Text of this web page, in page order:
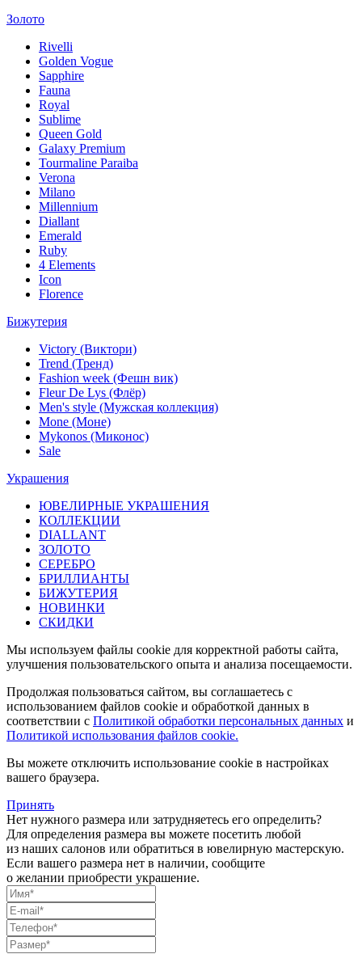
Золото
Rivelli
Golden Vogue
Sapphire
Fauna
Royal
Sublime
Queen Gold
Galaxy Premium
Tourmaline Paraiba
Verona
Milano
Millennium
Diallant
Emerald
Ruby
4 Elements
Icon
Florence
Бижутерия
Victory (Виктори)
Trend (Тренд)
Fashion week (Фешн вик)
Fleur De Lys (Флёр)
Men's style (Мужская коллекция)
Mone (Моне)
Mykonos (Миконос)
Sale
Украшения
ЮВЕЛИРНЫЕ УКРАШЕНИЯ
КОЛЛЕКЦИИ
DIALLANT
ЗОЛОТО
СЕРЕБРО
БРИЛЛИАНТЫ
БИЖУТЕРИЯ
НОВИНКИ
СКИДКИ
Мы используем файлы cookie для корректной работы сайта,
улучшения пользовательского опыта и анализа посещаемости.
Продолжая пользоваться сайтом, вы соглашаетесь с
использованием файлов cookie и обработкой данных в
соответствии с Политикой обработки персональных данных и
Политикой использования файлов cookie.
Вы можете отключить использование cookie в настройках
вашего браузера.
Принять
Нет нужного размера или затрудняетесь его определить?
Для определения размера вы можете посетить любой
из наших салонов или обратиться в ювелирную мастерскую.
Если вашего размера нет в наличии, сообщите
о желании приобрести украшение.